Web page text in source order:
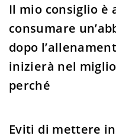
Il mio consiglio è
consumare
dopo
inizierà nel
perché
Eviti di mettere